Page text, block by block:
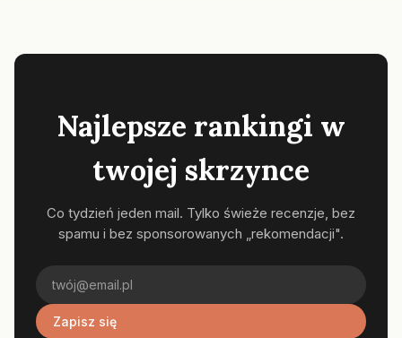
Najlepsze rankingi w
twojej skrzynce
Co tydzień jeden mail. Tylko świeże recenzje, bez
spamu i bez sponsorowanych „rekomendacji".
Zapisz się